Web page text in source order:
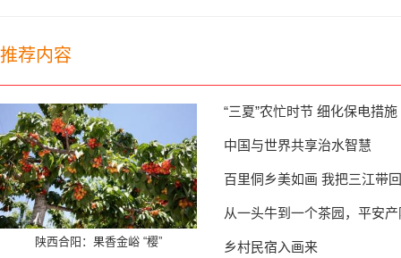
推荐内容
陕西合阳：果香金峪 “樱”
“三夏”农忙时节 细化保电措施
中国与世界共享治水智慧
百里侗乡美如画 我把三江带
从一头牛到一个茶园，平安
乡村民宿入画来